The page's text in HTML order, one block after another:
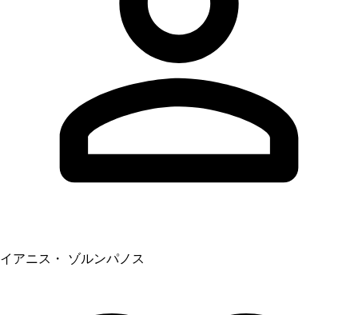
イアニス・ ゾルンパノス